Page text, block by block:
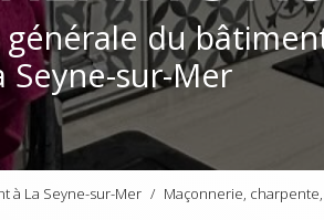
générale du
Seyne-sur-Mer
à La Seyne-sur-Mer
Maçonnerie,